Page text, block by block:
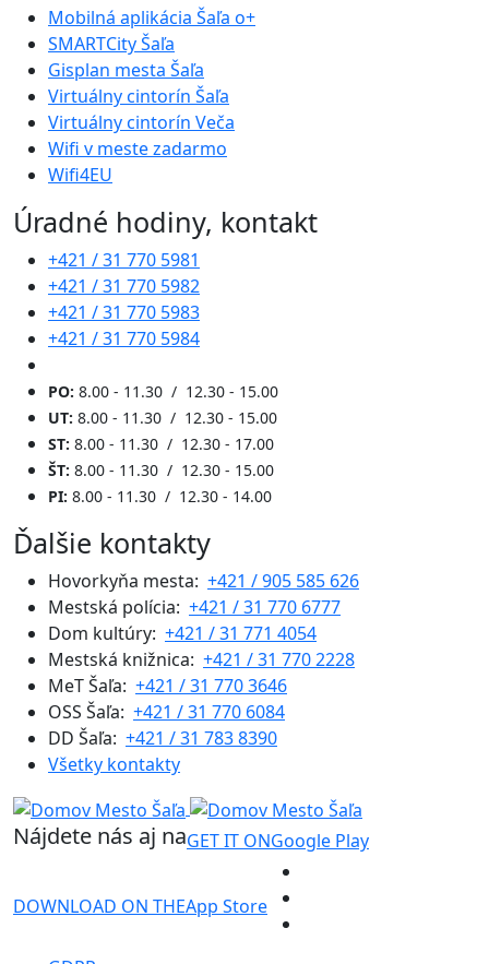
Mobilná aplikácia Šaľa o+
SMARTCity Šaľa
Gisplan mesta Šaľa
Virtuálny cintorín Šaľa
Virtuálny cintorín Veča
Wifi v meste zadarmo
Wifi4EU
Úradné hodiny, kontakt
+421 / 31 770 5981
+421 / 31 770 5982
+421 / 31 770 5983
+421 / 31 770 5984
PO: 8.00 - 11.30 / 12.30 - 15.00
UT: 8.00 - 11.30 / 12.30 - 15.00
ST: 8.00 - 11.30 / 12.30 - 17.00
ŠT: 8.00 - 11.30 / 12.30 - 15.00
PI: 8.00 - 11.30 / 12.30 - 14.00
Ďalšie kontakty
Hovorkyňa mesta: +421 / 905 585 626
Mestská polícia: +421 / 31 770 6777
Dom kultúry: +421 / 31 771 4054
Mestská knižnica: +421 / 31 770 2228
MeT Šaľa: +421 / 31 770 3646
OSS Šaľa: +421 / 31 770 6084
DD Šaľa: +421 / 31 783 8390
Všetky kontakty
Nájdete nás aj naGET IT ONGoogle Play
DOWNLOAD ON THEApp Store